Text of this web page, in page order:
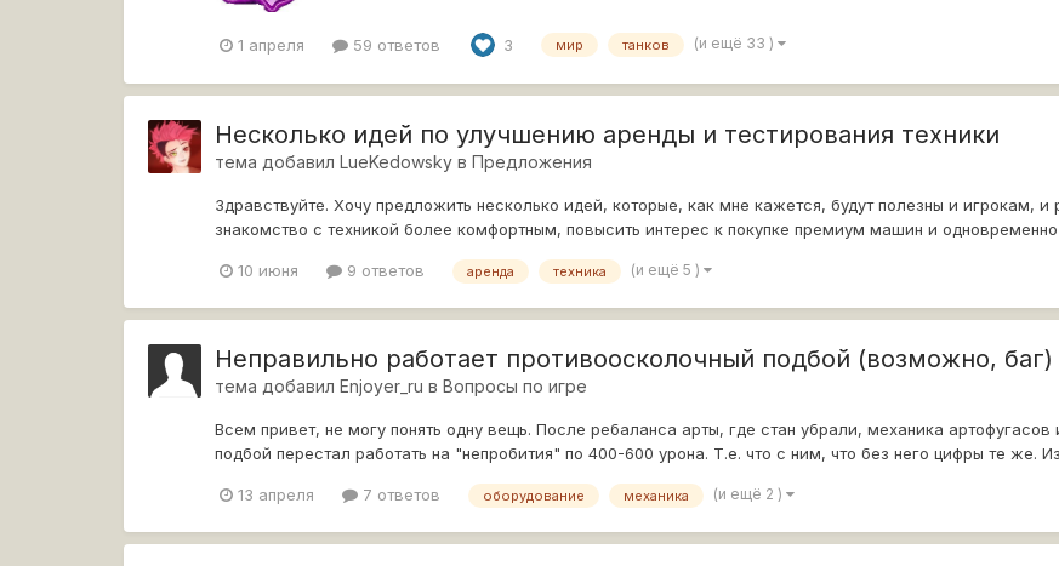
1 апреля 59 ответов 3 мир танков (и ещё 33 )
Несколько идей по улучшению аренды и тестирования техники
тема добавилLueKedowsky вПредложения
Здравствуйте. Хочу предложить несколько идей, которые, как мне кажется, будут полезны и игрокам,
знакомство с техникой более комфортным, повысить интерес к покупке премиум машин и
10 июня
9 ответов аренда техника (и ещё 5 )
Неправильно работает противоосколочный подбой (возможно, баг)
тема добавилEnjoyer_ru вВопросы по игре
Всем привет, не могу понять одну вещь. После ребаланса арты, где стан убрали, механика
подбой перестал работать на "непробития" по 400-600 урона. Т.е. что с ним, что без него цифры те же.
13 апреля
7 ответов оборудование механика (и ещё 2 )